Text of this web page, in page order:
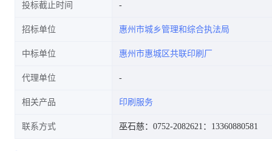
投标截止时间
招标单位 惠州市城乡管理和综合执法局
中标单位 惠州市惠城区共联印刷厂
代理单位
相关产品 印刷服务
联系方式 巫石慈：0752-2082621 ：13360880581